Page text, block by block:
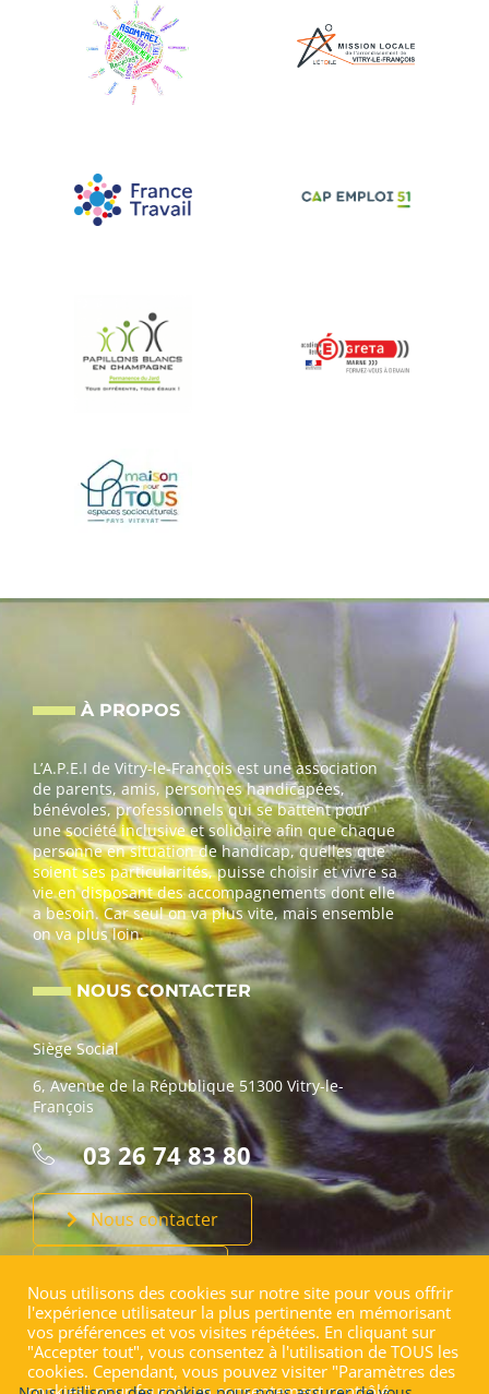
À PROPOS
L’A.P.E.I de Vitry-le-François est une association
de parents, amis, personnes handicapées,
bénévoles, professionnels qui se battent pour
une société inclusive et solidaire afin que chaque
personne en situation de handicap, quelles que
soient ses particularités, puisse choisir et vivre sa
vie en disposant des accompagnements dont elle
a besoin. Car seul on va plus vite, mais ensemble
on va plus loin.
NOUS CONTACTER
Siège Social
6, Avenue de la République 51300 Vitry-le-
François
03 26 74 83 80
Nous contacter
Nous utilisons des cookies sur notre site pour vous offrir
l'expérience utilisateur la plus pertinente en mémorisant
vos préférences et vos visites répétées. En cliquant sur
"Accepter tout", vous consentez à l'utilisation de TOUS les
cookies. Cependant, vous pouvez visiter "Paramètres des